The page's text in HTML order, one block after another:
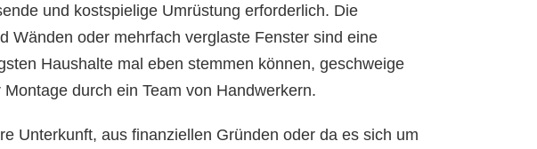
und kostspielige Umrüstung erforderlich. Die
Wänden oder mehrfach verglaste Fenster sind eine
Haushalte mal eben stemmen können, geschweige
durch ein Team von Handwerkern.
Unterkunft, aus finanziellen Gründen oder da es sich um